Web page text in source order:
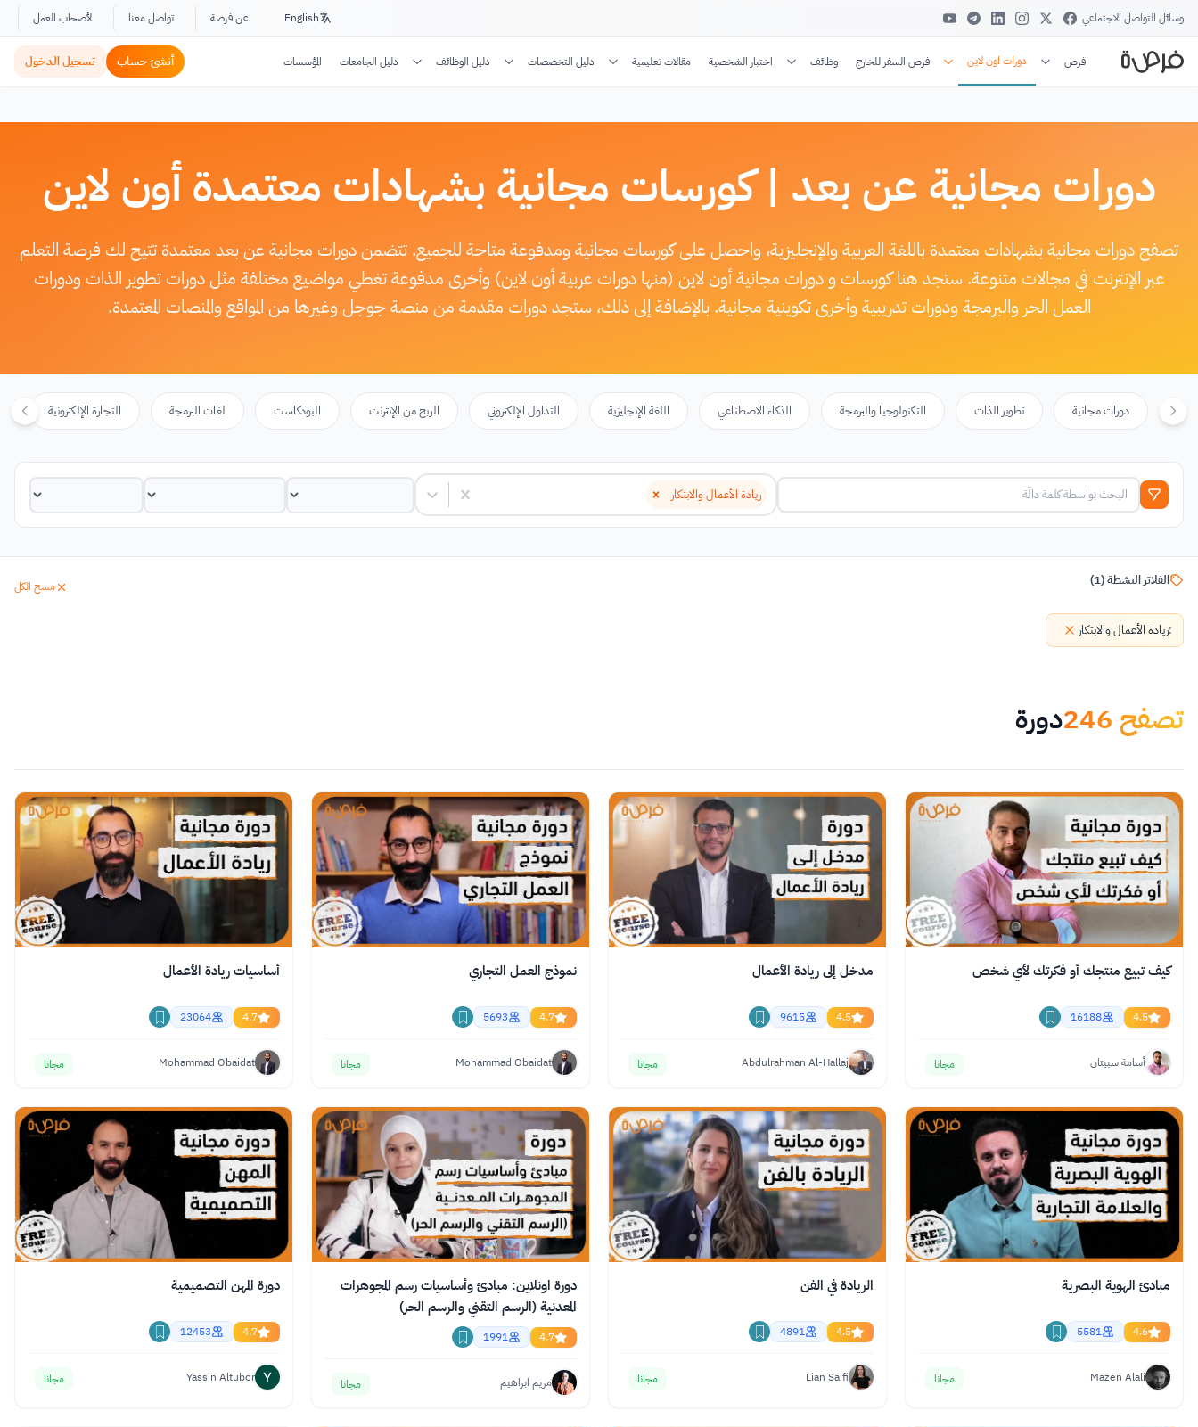
وسائل التواصل الاجتماعي English عن فرصة تواصل معنا لأصحاب العمل
فرص دورات اون لاين فرص السفر للخارج وظائف اختبار الشخصية مقالات تعليمية دليل التخصصات دليل الوظائف دليل الجامعات المؤسسات أنشئ حساب تسجيل الدخول
دورات مجانية عن بعد | كورسات مجانية بشهادات معتمدة أون لاين
تصفح دورات مجانية بشهادات معتمدة باللغة العربية والإنجليزية، واحصل على كورسات مجانية ومدفوعة متاحة للجميع. تتضمن دورات مجانية عن بعد معتمدة تتيح لك فرصة التعلم
عبر الإنترنت في مجالات متنوعة. ستجد هنا كورسات و دورات مجانية أون لاين (منها دورات عربية أون لاين) وأخرى مدفوعة تغطي مواضيع مختلفة مثل دورات تطوير الذات ودورات
العمل الحر والبرمجة ودورات تدريبية وأخرى تكوينية مجانية. بالإضافة إلى ذلك، ستجد دورات مقدمة من منصة جوجل وغيرها من المواقع والمنصات المعتمدة.
دورات مجانية تطوير الذات التكنولوجيا والبرمجة الذكاء الاصطناعي اللغة الإنجليزية التداول الإلكتروني الربح من الإنترنت البودكاست لغات البرمجة التجارة الإلكترونية
ريادة الأعمال والابتكار
الفلاتر النشطة(
1
) مسح الكل
:ريادة الأعمال والابتكار
تصفح246دورة
كيف تبيع منتجك أو فكرتك لأي شخص
4.5
16188
أسامة سبيتان مجانا
مدخل إلى ريادة الأعمال
4.5
9615
Abdulrahman Al-Hallaj مجانا
نموذج العمل التجاري
4.7
5693
Mohammad Obaidat مجانا
أساسيات ريادة الأعمال
4.7
23064
Mohammad Obaidat مجانا
مبادئ الهوية البصرية
4.6
5581
Mazen Alali مجانا
الريادة في الفن
4.5
4891
Lian Saifi مجانا
دورة اونلاين: مبادئ وأساسيات رسم المجوهرات
المعدنية (الرسم التقني والرسم الحر)
4.7
1991
مريم ابراهيم مجانا
دورة المهن التصميمية
4.7
12453
Yassin Altubor مجانا